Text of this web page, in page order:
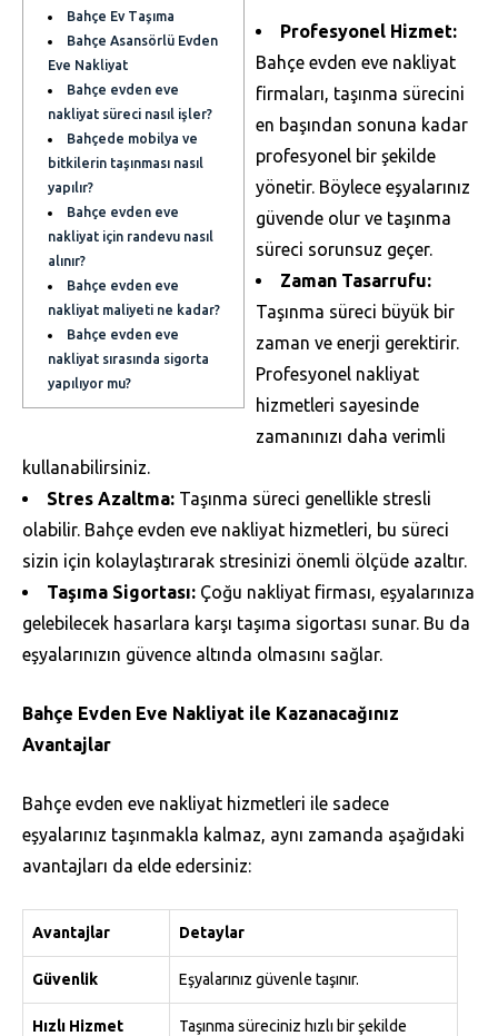
Bahçe Ev Taşıma
Bahçe Asansörlü Evden
Eve Nakliyat
Bahçe evden eve
nakliyat süreci nasıl işler?
Bahçede mobilya ve
bitkilerin taşınması nasıl
yapılır?
Bahçe evden eve
nakliyat için randevu nasıl
alınır?
Bahçe evden eve
nakliyat maliyeti ne kadar?
Bahçe evden eve
nakliyat sırasında sigorta
yapılıyor mu?
Profesyonel Hizmet:
Bahçe evden eve nakliyat
firmaları, taşınma sürecini
en başından sonuna kadar
profesyonel bir şekilde
yönetir. Böylece eşyalarınız
güvende olur ve taşınma
süreci sorunsuz geçer.
Zaman Tasarrufu:
Taşınma süreci büyük bir
zaman ve enerji gerektirir.
Profesyonel nakliyat
hizmetleri sayesinde
zamanınızı daha verimli
kullanabilirsiniz.
Stres Azaltma: Taşınma süreci genellikle stresli
olabilir. Bahçe evden eve nakliyat hizmetleri, bu süreci
sizin için kolaylaştırarak stresinizi önemli ölçüde azaltır.
Taşıma Sigortası: Çoğu nakliyat firması, eşyalarınıza
gelebilecek hasarlara karşı taşıma sigortası sunar. Bu da
eşyalarınızın güvence altında olmasını sağlar.
Bahçe Evden Eve Nakliyat ile Kazanacağınız
Avantajlar
Bahçe evden eve nakliyat hizmetleri ile sadece
eşyalarınız taşınmakla kalmaz, aynı zamanda aşağıdaki
avantajları da elde edersiniz:
Avantajlar Detaylar
Güvenlik Eşyalarınız güvenle taşınır.
Hızlı Hizmet
Taşınma süreciniz hızlı bir şekilde